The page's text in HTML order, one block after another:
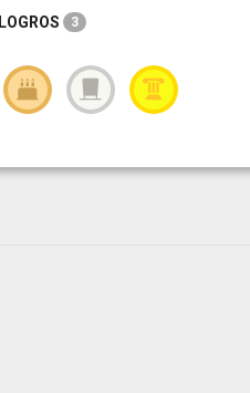
LOGROS 3